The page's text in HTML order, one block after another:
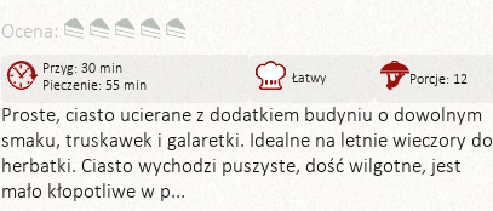
Ocena:
Przyg: 30 min
Pieczenie: 55 min
Łatwy Porcje: 12
Proste, ciasto ucierane z dodatkiem budyniu o dowolnym
smaku, truskawek i galaretki. Idealne na letnie wieczory do
herbatki. Ciasto wychodzi puszyste, dość wilgotne, jest
mało kłopotliwe w p...